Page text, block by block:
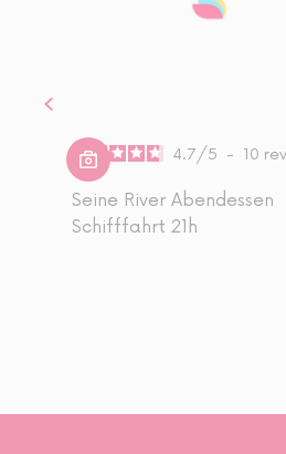
4.7/5 - 10
Seine River Abendessen
Schifffahrt 21h